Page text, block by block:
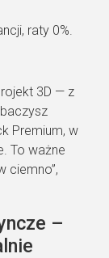
raty 0%.
3D — z
Premium, w
To ważne
ciemno”,
–